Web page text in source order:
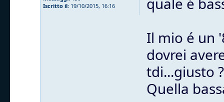
Iscritto il: 19/10/2015, 16:16
Il mio é un
dovrei
tdi...giusto ?
Quella